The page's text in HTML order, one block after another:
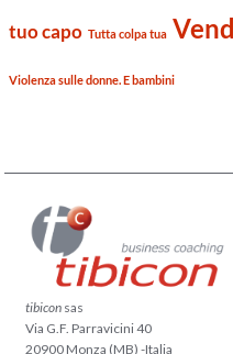
tuo capo Tutta colpa tua
Violenza sulle donne. E bambini
tibicon sas
Via G.F. Parravicini 40
20900 Monza (MB) -Italia